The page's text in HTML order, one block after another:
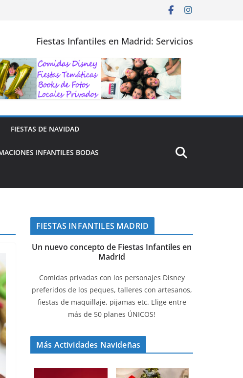
Fiestas Infantiles en Madrid: Servicios
FIESTAS DE NAVIDAD
INFANTILES BODAS
FIESTAS INFANTILES MADRID
Un nuevo concepto de Fiestas Infantiles en
Madrid
Comidas privadas con los personajes Disney
preferidos de los peques, talleres con artesanos,
fiestas de maquillaje, pijamas etc. Elige entre
más de 50 planes ÚNICOS!
Más Actividades Navideñas